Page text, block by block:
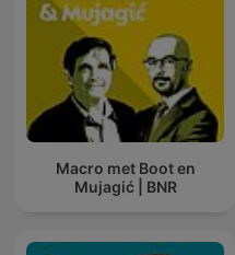
Macro met Boot en
Mujagić | BNR